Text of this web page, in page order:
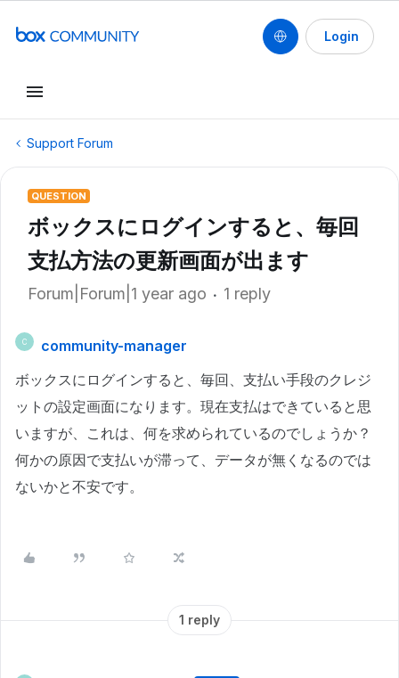
Login
Support Forum
QUESTION
ボックスにログインすると、毎回
支払方法の更新画面が出ます
Forum|Forum|1 year ago 1 reply
C
community-manager
ボックスにログインすると、毎回、支払い手段のクレジ
ットの設定画面になります。現在支払はできていると思
いますが、これは、何を求められているのでしょうか？
何かの原因で支払いが滞って、データが無くなるのでは
ないかと不安です。
1 reply